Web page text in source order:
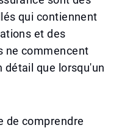
qui contiennent
et des
ne commencent
détail que lorsqu'un
de comprendre